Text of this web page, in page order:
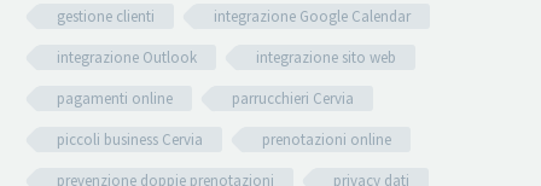
gestione clienti
integrazione Google Calendar
integrazione Outlook
integrazione sito web
pagamenti online
parrucchieri Cervia
piccoli business Cervia
prenotazioni online
prevenzione doppie prenotazioni
privacy dati